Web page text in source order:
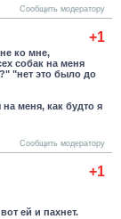
Сообщить модератору
+1
ко мне,
собак на меня
"нет это было до
меня, как будто я
Сообщить модератору
+1
ей и пахнет.